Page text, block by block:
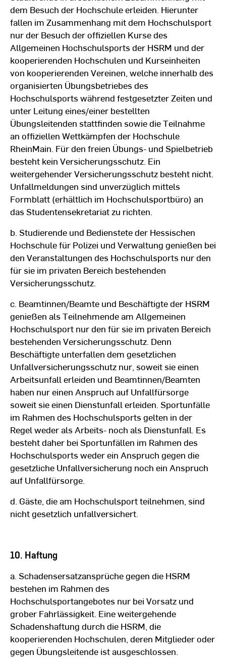
dem Besuch der Hochschule erleiden. Hierunter
fallen im Zusammenhang mit dem Hochschulsport
nur der Besuch der offiziellen Kurse des
Allgemeinen Hochschulsports der HSRM und der
kooperierenden Hochschulen und Kurseinheiten
von kooperierenden Vereinen, welche innerhalb des
organisierten Übungsbetriebes des
Hochschulsports während festgesetzter Zeiten und
unter Leitung eines/einer bestellten
Übungsleitenden stattfinden sowie die Teilnahme
an offiziellen Wettkämpfen der Hochschule
RheinMain. Für den freien Übungs- und Spielbetrieb
besteht kein Versicherungsschutz. Ein
weitergehender Versicherungsschutz besteht nicht.
Unfallmeldungen sind unverzüglich mittels
Formblatt (erhältlich im Hochschulsportbüro) an
das Studentensekretariat zu richten.
b. Studierende und Bedienstete der Hessischen
Hochschule für Polizei und Verwaltung genießen bei
den Veranstaltungen des Hochschulsports nur den
für sie im privaten Bereich bestehenden
Versicherungsschutz.
c. Beamtinnen/Beamte und Beschäftigte der HSRM
genießen als Teilnehmende am Allgemeinen
Hochschulsport nur den für sie im privaten Bereich
bestehenden Versicherungsschutz. Denn
Beschäftigte unterfallen dem gesetzlichen
Unfallversicherungsschutz nur, soweit sie einen
Arbeitsunfall erleiden und Beamtinnen/Beamten
haben nur einen Anspruch auf Unfallfürsorge
soweit sie einen Dienstunfall erleiden. Sportunfälle
im Rahmen des Hochschulsports gelten in der
Regel weder als Arbeits- noch als Dienstunfall. Es
besteht daher bei Sportunfällen im Rahmen des
Hochschulsports weder ein Anspruch gegen die
gesetzliche Unfallversicherung noch ein Anspruch
auf Unfallfürsorge.
d. Gäste, die am Hochschulsport teilnehmen, sind
nicht gesetzlich unfallversichert.
10. Haftung
a. Schadensersatzansprüche gegen die HSRM
bestehen im Rahmen des
Hochschulsportangebotes nur bei Vorsatz und
grober Fahrlässigkeit. Eine weitergehende
Schadenshaftung durch die HSRM, die
kooperierenden Hochschulen, deren Mitglieder oder
gegen Übungsleitende ist ausgeschlossen.